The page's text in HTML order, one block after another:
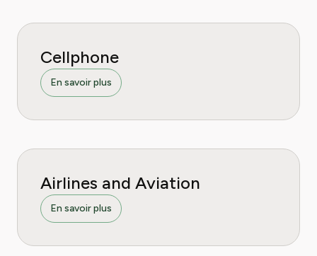
Cellphone
En savoir plus
Airlines and Aviation
En savoir plus